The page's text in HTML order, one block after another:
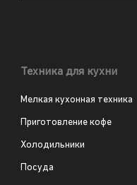
Техника для кухни
Мелкая кухонная техника
Приготовление кофе
Холодильники
Посуда